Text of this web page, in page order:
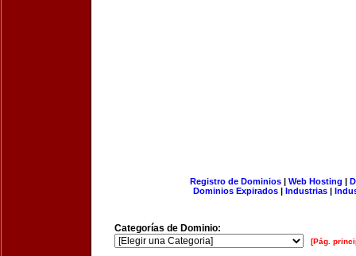
Registro de Dominios| Web Hosting |
Dominios Expirados | Industrias |
Categorías de Dominio:
[Pág.